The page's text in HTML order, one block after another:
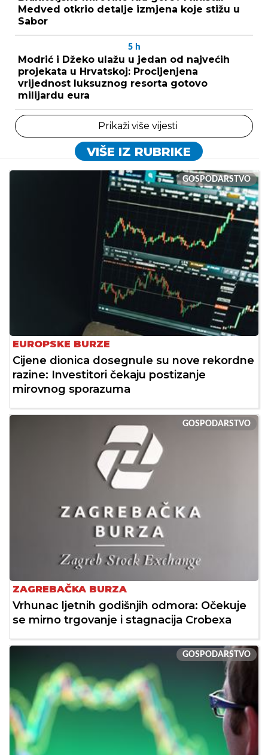
Medved otkrio detalje izmjena koje stižu u
Sabor
5 h
Modrić i Džeko ulažu u jedan od najvećih
projekata u Hrvatskoj: Procijenjena
vrijednost luksuznog resorta gotovo
milijardu eura
Prikaži više vijesti
VIŠE IZ RUBRIKE
GOSPODARSTVO
EUROPSKE BURZE
Cijene dionica dosegnule su nove rekordne
razine: Investitori čekaju postizanje
mirovnog sporazuma
GOSPODARSTVO
ZAGREBAČKA BURZA
Vrhunac ljetnih godišnjih odmora: Očekuje
se mirno trgovanje i stagnacija Crobexa
GOSPODARSTVO